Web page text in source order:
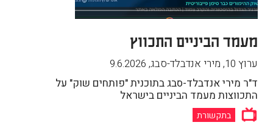
מעמד הביניים התכווץ
ערוץ 10, מירי אנדבלד-סבג ,
9.6.2026
ד"ר מירי אנדבלד-סבג בתוכנית "פותחים שוק" על
התכווצות מעמד הביניים בישראל
בתקשורת